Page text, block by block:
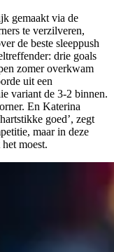
gemaakt via de
te verzilveren,
de beste sleeppush
drie goals
zomer overkwam
uit een
variant de 3-2 binnen.
En Katerina
goed’, zegt
maar in deze
moest.